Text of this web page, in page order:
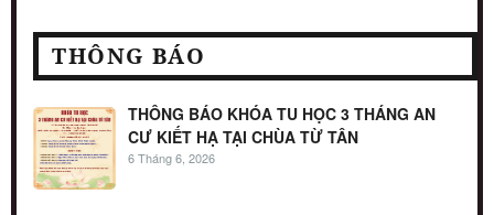
THÔNG BÁO
THÔNG BÁO KHÓA TU HỌC 3 THÁNG AN
CƯ KIẾT HẠ TẠI CHÙA TỪ TÂN
6 Tháng 6, 2026